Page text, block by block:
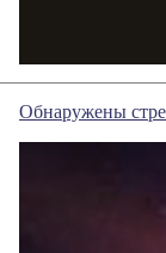
Обнаружены